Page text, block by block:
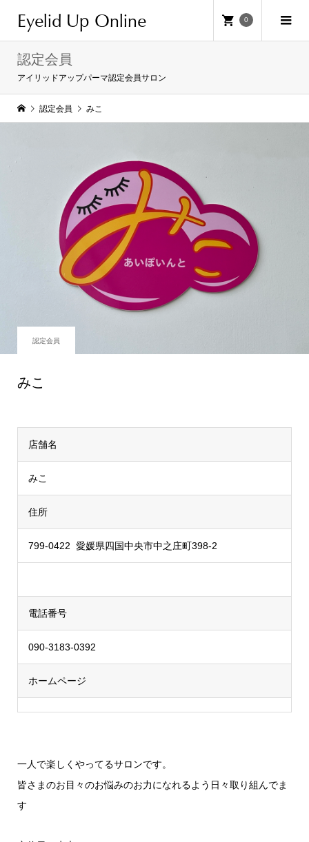
Eyelid Up Online 0
認定会員
アイリッドアップパーマ認定会員サロン
認定会員 みこ
認定会員
みこ
店舗名
みこ
住所
799-0422 愛媛県四国中央市中之庄町398-2
電話番号
090-3183-0392
ホームページ
一人で楽しくやってるサロンです。
皆さまのお目々のお悩みのお力になれるよう日々取り組んでま
す